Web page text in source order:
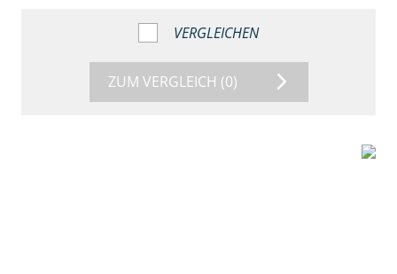
VERGLEICHEN
ZUM VERGLEICH (0)